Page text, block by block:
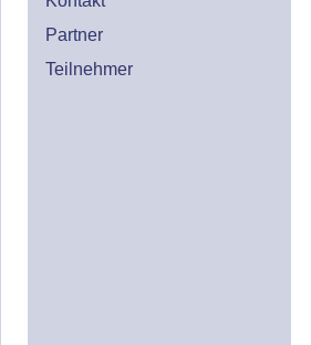
Partner
Teilnehmer